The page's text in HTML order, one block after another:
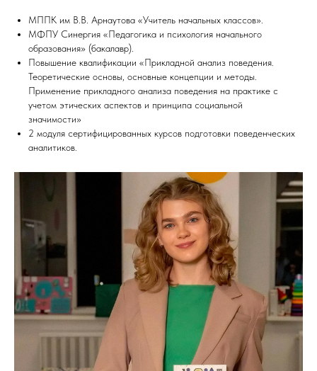
МППК им В.В. Арнаутова «Учитель начальных классов».
МФПУ Синергия «Педагогика и психология начального
образования» (бакалавр).
Повышение квалификации «Прикладной анализ поведения.
Теоретические основы, основные концепции и методы.
Применение прикладного анализа поведения на практике с
учетом этических аспектов и принципа социальной
значимости»
2 модуля сертифицированных курсов подготовки поведенческих
аналитиков.